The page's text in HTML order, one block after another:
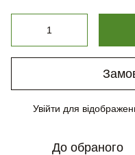
Увійти для
До обраного